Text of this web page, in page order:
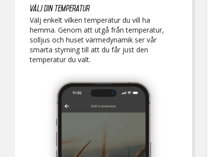
Välj din temperatur
Välj enkelt vilken temperatur du vill ha
hemma. Genom att utgå från temperatur,
solljus och huset värmedynamik ser vår
smarta styrning till att du får just den
temperatur du valt.